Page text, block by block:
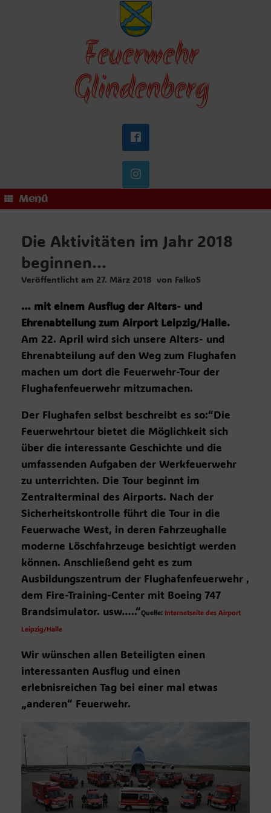
Feuerwehr
Glindenberg
Menü
Die Aktivitäten im Jahr 2018
beginnen…
Veröffentlicht am 27. März 2018 von FalkoS
… mit einem Ausflug der Alters- und
Ehrenabteilung zum Airport Leipzig/Halle.
Am 22. April wird sich unsere Alters- und
Ehrenabteilung auf den Weg zum Flughafen
machen um dort die Feuerwehr-Tour der
Flughafenfeuerwehr mitzumachen.
Der Flughafen selbst beschreibt es so:“Die
Feuerwehrtour bietet die Möglichkeit sich
über die interessante Geschichte und die
umfassenden Aufgaben der Werkfeuerwehr
zu unterrichten. Die Tour beginnt im
Zentralterminal des Airports. Nach der
Sicherheitskontrolle führt die Tour in die
Feuerwache West, in deren Fahrzeughalle
moderne Löschfahrzeuge besichtigt werden
können. Anschließend geht es zum
Ausbildungszentrum der Flughafenfeuerwehr ,
dem Fire-Training-Center mit Boeing 747
Brandsimulator. usw…..“Quelle: Internetseite des Airport
Leipzig/Halle
Wir wünschen allen Beteiligten einen
interessanten Ausflug und einen
erlebnisreichen Tag bei einer mal etwas
„anderen“ Feuerwehr.